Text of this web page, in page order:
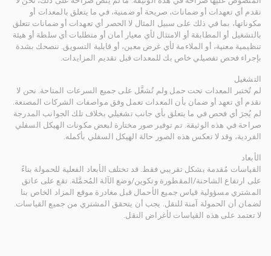
نقدم أي تعهدات أو ضمانات، صريحة أو ضمنية، في ما يتعلق بالمعدات أو
مكوناتها، بما في ذلك على سبيل المثال لا الحصر أي تعهدات أو ضمانات تتعلق
بالتشغيل أو المطابقة أو الامتثال لأي معيار أمان أو متطلبات أي سلطة أو هيئة
تنظيمية معنية، أو الملاءمة لأي غرض معين، أو قابلية التسويق. ننصحك بشدة
بإجراء فحص تفصيلي خاص بك للمعدات قبل تقديم المزايدات.
التشغيل
لم تُختبر المعدات تحت حمل ولم تُشغَّل على جميع السرعات المتاحة. نحن لا
نقدم أي تعهد أو ضمان بأن المعدات تعمل وفق مواصفات الشركات المصنعة.
لم يُجرَ أي فحص في ما يتعلق بأي جانب تشغيلي بخلاف تلك الجوانب المدرجة
صراحة في هذه الوثيقة. تم توفير صور مختارة لبعض مكونات الهيكل السفلي
الفردية، وقد لا تعكس هذه الصور حالة الهيكل السفلي بأكمله.
الأبعاد
القياسات مُقدمة بشكل تقريبي فقط. قد تختلف الأبعاد الفعلية للحمولة بناءً
على ارتفاع الشاحنة/المقطورة وتكوين/وضع الآلة المُحمَّلة. تقع على عاتق
المشتري مسؤولية قياس جميع الأحمال قبل مغادرة موقع المزاد الخاص بنا
لضمان أن الحمولة آمنة للنقل. يجب أن يتحقق المشتري من جميع القياسات.
لا تعتمد على هذه القياسات لأغراض النقل.